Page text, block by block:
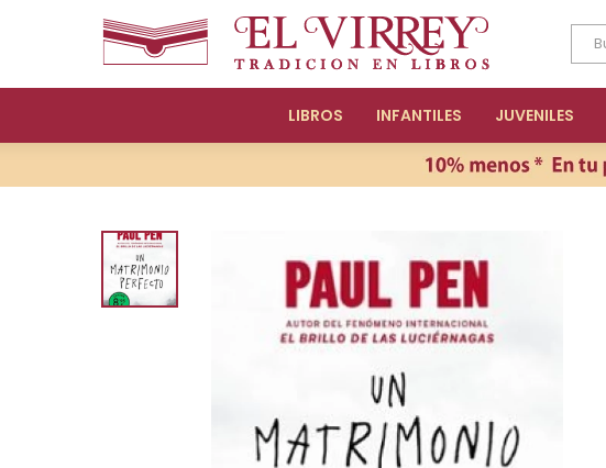
LIBROS INFANTILES JUVENILES